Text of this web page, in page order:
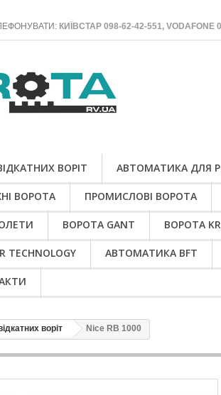
КИЇВСТАР 098-62-42-551, VODAFONE
ВОРІТ АВТОМАТИКА ДЛЯ
ВОРОТА ПРОМИСЛОВІ ВОРОТА
ВОРОТА GANT ВОРОТА
АВТОМАТИКА BFT
воріт Nice RB 1000